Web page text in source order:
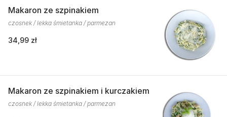
Makaron ze szpinakiem
czosnek / lekka śmietanka / parmezan
34,99 zł
Makaron ze szpinakiem i kurczakiem
czosnek / lekka śmietanka / parmezan